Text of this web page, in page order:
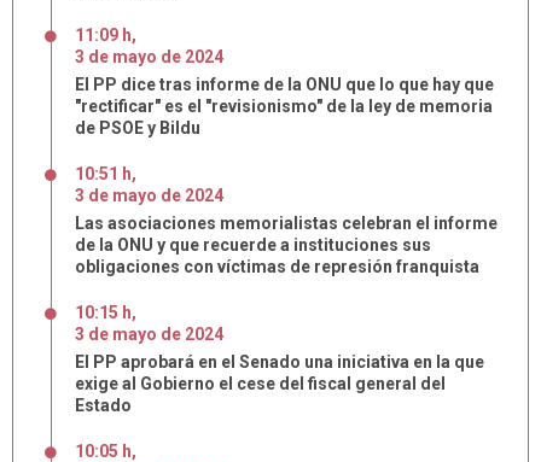
11:09 h,
3 de mayo de 2024
El PP dice tras informe de la ONU que lo que hay que
"rectificar" es el "revisionismo" de la ley de memoria
de PSOE y Bildu
10:51 h,
3 de mayo de 2024
Las asociaciones memorialistas celebran el informe
de la ONU y que recuerde a instituciones sus
obligaciones con víctimas de represión franquista
10:15 h,
3 de mayo de 2024
El PP aprobará en el Senado una iniciativa en la que
exige al Gobierno el cese del fiscal general del
Estado
10:05 h,